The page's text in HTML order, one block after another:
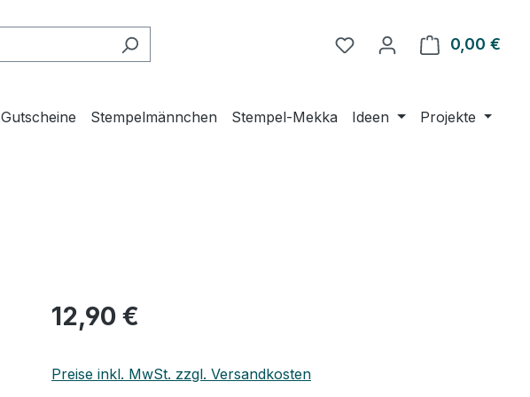
Du hast 0 Produkte auf
0,00 €
Gutscheine Stempelmännchen Stempel-Mekka Ideen Projekte
Regulärer Preis:
12,90 €
Preise inkl. MwSt. zzgl. Versandkosten